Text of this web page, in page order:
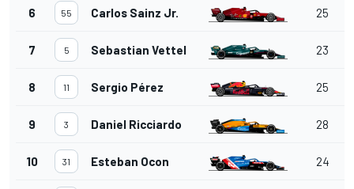
6 55 Carlos Sainz Jr. 25
7 5 Sebastian Vettel 23
8 11 Sergio Pérez 25
9 3 Daniel Ricciardo 28
10 31 Esteban Ocon 24